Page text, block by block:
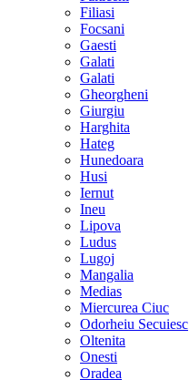
Filiasi
Focsani
Gaesti
Galati
Galati
Gheorgheni
Giurgiu
Harghita
Hateg
Hunedoara
Husi
Iernut
Ineu
Lipova
Ludus
Lugoj
Mangalia
Medias
Miercurea Ciuc
Odorheiu Secuiesc
Oltenita
Onesti
Oradea